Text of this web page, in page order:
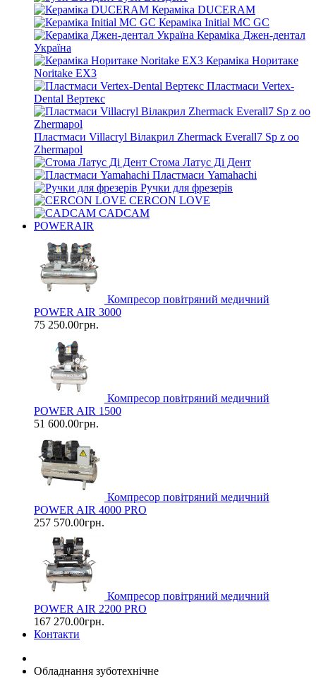
Кераміка DUCERAM
Кераміка Initial MC GC
Кераміка Джен-дентал
Україна
Кераміка Норитаке
Noritake EX3
Пластмаси Vertex-
Dental Вертекс
Пластмаси Villacryl Вілакрил Zhermack Everall7 Sp z oo
Zhermapol
Стома Латус Ді Дент
Пластмаси Yamahachi
Ручки для фрезерів
CERCON LOVE
CADCAM
POWERAIR
Компресор повітряний медичний
POWER AIR 3000
75 250.00грн.
Компресор повітряний медичний
POWER AIR 1500
51 600.00грн.
Компресор повітряний медичний
POWER AIR 4000 PRO
257 570.00грн.
Компресор повітряний медичний
POWER AIR 2200 PRO
167 270.00грн.
Контакти
Обладнання зуботехнічне